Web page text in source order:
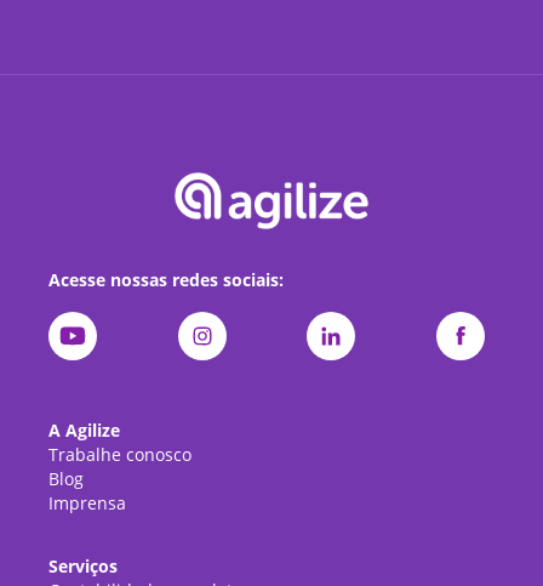
Acesse nossas redes sociais:
A Agilize
Trabalhe conosco
Blog
Imprensa
Serviços